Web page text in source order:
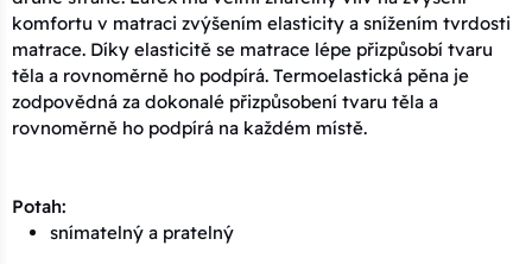
komfortu v matraci zvýšením elasticity a snížením tvrdosti
matrace. Díky elasticitě se matrace lépe přizpůsobí tvaru
těla a rovnoměrně ho podpírá. Termoelastická pěna je
zodpovědná za dokonalé přizpůsobení tvaru těla a
rovnoměrně ho podpírá na každém místě.
Potah:
snímatelný a pratelný